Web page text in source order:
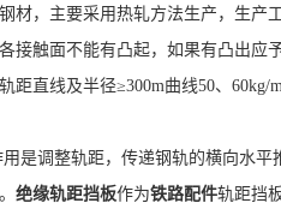
材，主要采用热轧方法生产，生产
接触面不能有凸起，如果有凸出应
距直线及半径≥300m曲线50、
调整轨距，传递钢轨的横向水平
绝缘轨距挡板作为铁路配件轨距挡